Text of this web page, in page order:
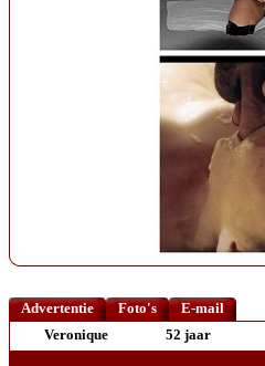
Advertentie Foto's
E-mail
Veronique
52 jaar